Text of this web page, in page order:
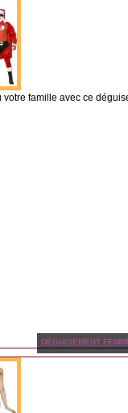
famille avec ce
DÉGUISEMENT